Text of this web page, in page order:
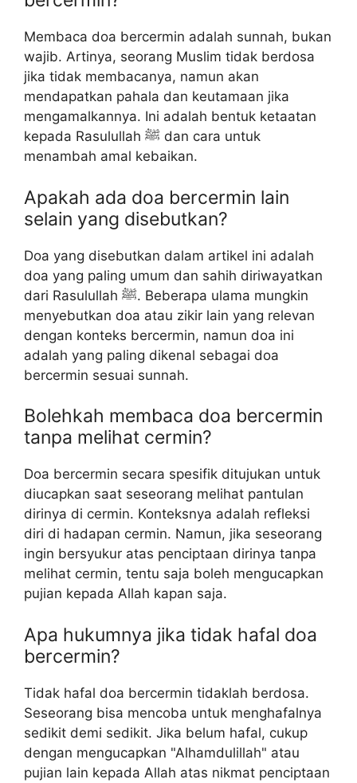
Membaca doa bercermin adalah sunnah, bukan
wajib. Artinya, seorang Muslim tidak berdosa
jika tidak membacanya, namun akan
mendapatkan pahala dan keutamaan jika
mengamalkannya. Ini adalah bentuk ketaatan
kepada Rasulullah ﷺ dan cara untuk
menambah amal kebaikan.
Apakah ada doa bercermin lain
selain yang disebutkan?
Doa yang disebutkan dalam artikel ini adalah
doa yang paling umum dan sahih diriwayatkan
dari Rasulullah ﷺ. Beberapa ulama mungkin
menyebutkan doa atau zikir lain yang relevan
dengan konteks bercermin, namun doa ini
adalah yang paling dikenal sebagai doa
bercermin sesuai sunnah.
Bolehkah membaca doa bercermin
tanpa melihat cermin?
Doa bercermin secara spesifik ditujukan untuk
diucapkan saat seseorang melihat pantulan
dirinya di cermin. Konteksnya adalah refleksi
diri di hadapan cermin. Namun, jika seseorang
ingin bersyukur atas penciptaan dirinya tanpa
melihat cermin, tentu saja boleh mengucapkan
pujian kepada Allah kapan saja.
Apa hukumnya jika tidak hafal doa
bercermin?
Tidak hafal doa bercermin tidaklah berdosa.
Seseorang bisa mencoba untuk menghafalnya
sedikit demi sedikit. Jika belum hafal, cukup
dengan mengucapkan "Alhamdulillah" atau
pujian lain kepada Allah atas nikmat penciptaan